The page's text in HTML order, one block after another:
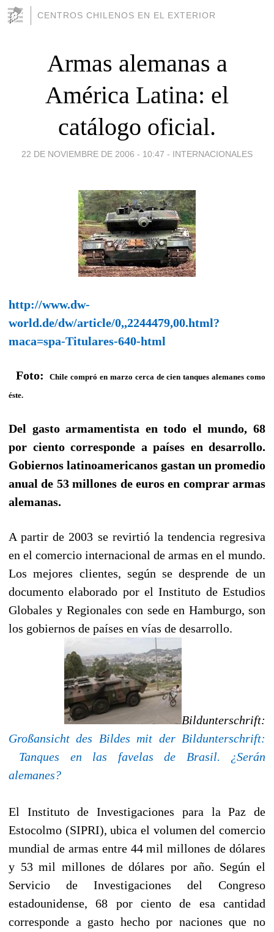
CENTROS CHILENOS EN EL EXTERIOR
Armas alemanas a
América Latina: el
catálogo oficial.
22 DE NOVIEMBRE DE 2006 - 10:47 - INTERNACIONALES
http://www.dw-
world.de/dw/article/0,,2244479,00.html?
maca=spa-Titulares-640-html
Foto:
Chile compró en marzo cerca de cien tanques alemanes como
éste.
Del gasto armamentista en todo el mundo, 68
por ciento corresponde a países en desarrollo.
Gobiernos latinoamericanos gastan un promedio
anual de 53 millones de euros en comprar armas
alemanas.
A partir de 2003 se revirtió la tendencia regresiva
en el comercio internacional de armas en el mundo.
Los mejores clientes, según se desprende de un
documento elaborado por el Instituto de Estudios
Globales y Regionales con sede en Hamburgo, son
los gobiernos de países en vías de desarrollo.
Bildunterschrift:
Großansicht des Bildes mit der Bildunterschrift:
Tanques en las favelas de Brasil. ¿Serán
alemanes?
El Instituto de Investigaciones para la Paz de
Estocolmo (SIPRI), ubica el volumen del comercio
mundial de armas entre 44 mil millones de dólares
y 53 mil millones de dólares por año. Según el
Servicio de Investigaciones del Congreso
estadounidense, 68 por ciento de esa cantidad
corresponde a gasto hecho por naciones que no